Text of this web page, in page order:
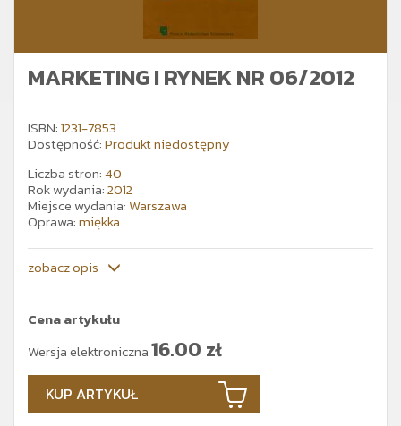
MARKETING I RYNEK NR 06/2012
ISBN:1231-7853
Dostępność:Produkt niedostępny
Liczba stron:40
Rok wydania:2012
Miejsce wydania: Warszawa
Oprawa:miękka
zobacz opis
Cena artykułu
Wersja elektroniczna16.00 zł
KUP ARTYKUŁ